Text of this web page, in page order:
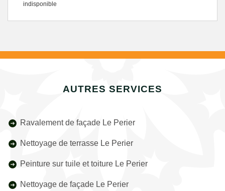
indisponible
AUTRES SERVICES
Ravalement de façade Le Perier
Nettoyage de terrasse Le Perier
Peinture sur tuile et toiture Le Perier
Nettoyage de façade Le Perier